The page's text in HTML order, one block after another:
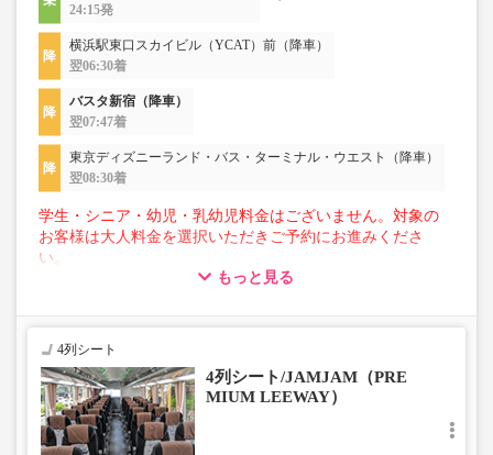
24:15発
横浜駅東口スカイビル（YCAT）前（降車）
翌06:30着
バスタ新宿（降車）
翌07:47着
東京ディズニーランド・バス・ターミナル・ウエスト（降車）
翌08:30着
学生・シニア・幼児・乳幼児料金はございません。対象の
お客様は大人料金を選択いただきご予約にお進みくださ
い。
■トランクにてお預かりできる荷物
・3辺合計160cm以内、かつ10kg以下のものをおひとり様1
■お預かりできない荷物（貴重品以外は車内持ち込みも不
可）
楽器・自転車（折りたたみ含む）・ボード等の大きな荷
物、壊れ物、危険物、貴重品、ペット、
もっと見る
4列シート
4列シート/JAMJAM（PRE
MIUM LEEWAY）